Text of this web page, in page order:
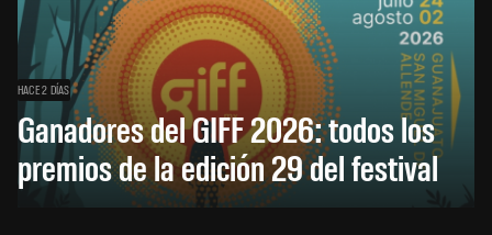
HACE 2 DÍAS
Ganadores del GIFF 2026: todos los
premios de la edición 29 del festival